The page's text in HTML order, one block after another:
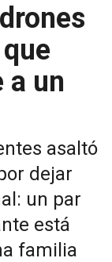
a un
asaltó
dejar
un par
está
familia